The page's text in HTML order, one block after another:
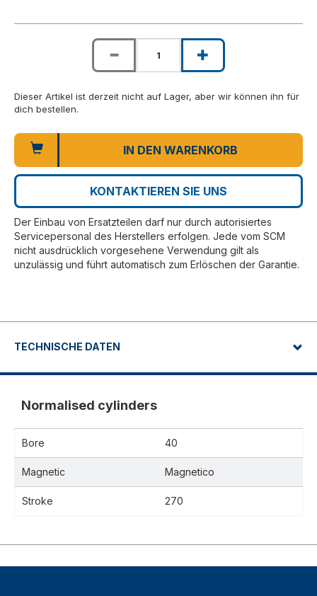
Dieser Artikel ist derzeit nicht auf Lager, aber wir können ihn für
dich bestellen.
IN DEN WARENKORB
KONTAKTIEREN SIE UNS
Der Einbau von Ersatzteilen darf nur durch autorisiertes
Servicepersonal des Herstellers erfolgen. Jede vom SCM
nicht ausdrücklich vorgesehene Verwendung gilt als
unzulässig und führt automatisch zum Erlöschen der Garantie.
TECHNISCHE DATEN
Normalised cylinders
Bore 40
Magnetic Magnetico
Stroke 270